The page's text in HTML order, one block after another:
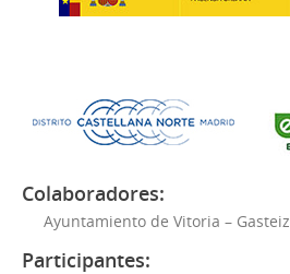
Colaboradores:
Ayuntamiento de Vitoria – Gasteiz
Participantes: